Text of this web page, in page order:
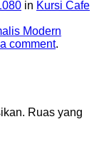
in Kursi Cafe
comment.
Ruas yang